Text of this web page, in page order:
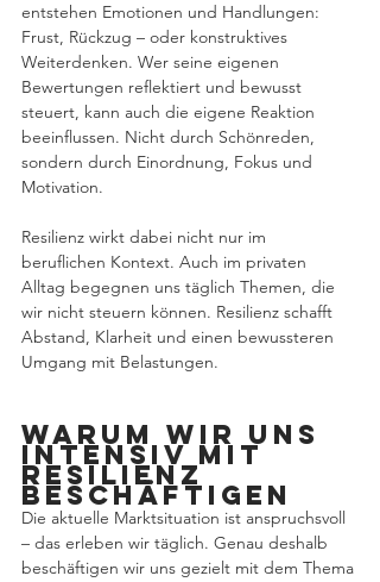
entstehen Emotionen und Handlungen:
Frust, Rückzug – oder konstruktives
Weiterdenken. Wer seine eigenen
Bewertungen reflektiert und bewusst
steuert, kann auch die eigene Reaktion
beeinflussen. Nicht durch Schönreden,
sondern durch Einordnung, Fokus und
Motivation.
Resilienz wirkt dabei nicht nur im
beruflichen Kontext. Auch im privaten
Alltag begegnen uns täglich Themen, die
wir nicht steuern können. Resilienz schafft
Abstand, Klarheit und einen bewussteren
Umgang mit Belastungen.
Warum wir uns
intensiv mit
Resilienz
beschäftigen
Die aktuelle Marktsituation ist anspruchsvoll
– das erleben wir täglich. Genau deshalb
beschäftigen wir uns gezielt mit dem Thema